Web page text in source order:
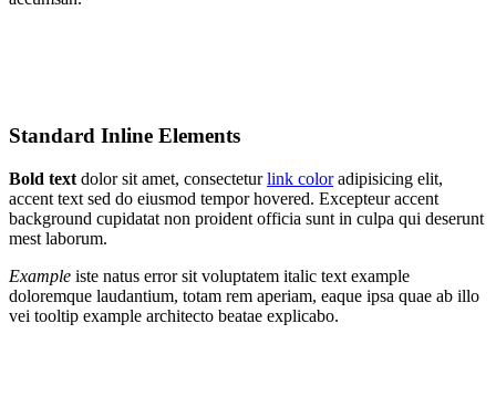
Standard Inline Elements
Bold text dolor sit amet, consecteturlink coloradipisicing elit,
accent text sed do eiusmod tempor hovered. Excepteuraccent
background cupidatat non proident officia sunt in culpa qui deserunt
mest laborum.
Example iste natus error sit voluptatem italic text example
doloremque laudantium, totam rem aperiam, eaque ipsa quae ab illo
vei tooltip example architecto beatae explicabo.